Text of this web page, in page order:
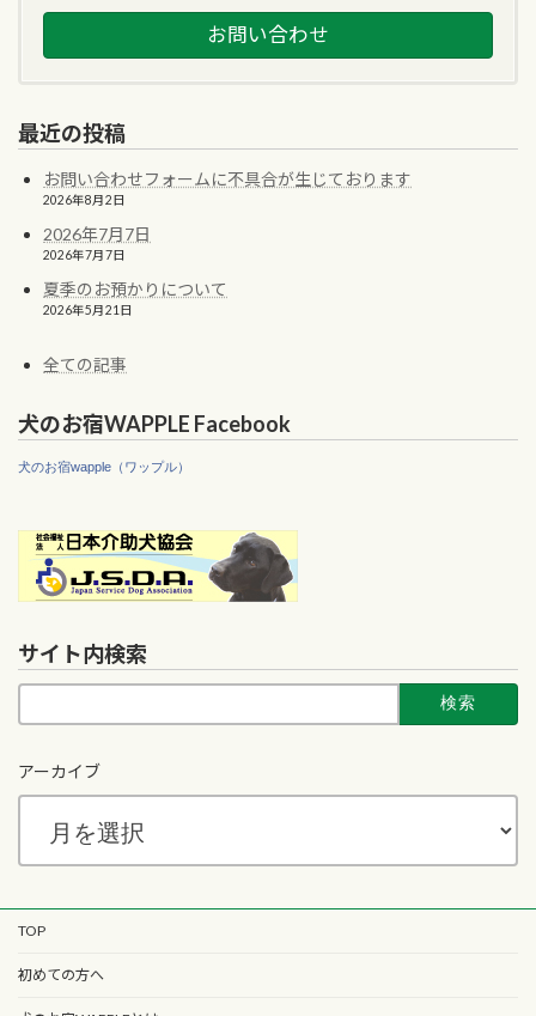
お問い合わせ
最近の投稿
お問い合わせフォームに不具合が生じております
2026年8月2日
2026年7月7日
2026年7月7日
夏季のお預かりについて
2026年5月21日
全ての記事
犬のお宿WAPPLE Facebook
犬のお宿wapple（ワップル）
サイト内検索
索:
アーカイブ
TOP
初めての方へ